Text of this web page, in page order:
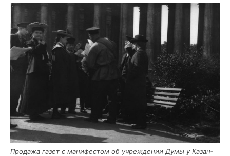
Про­да­жа газет с мани­фе­стом об учре­жде­нии Думы у Казан­